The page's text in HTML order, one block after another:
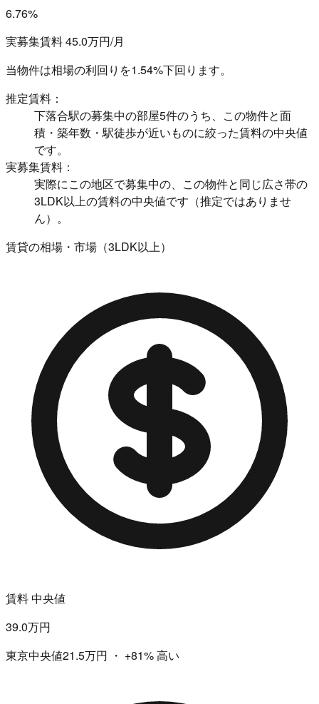
6.76%
実募集賃料 45.0万円/月
当物件は相場の利回りを1.54%下回ります。
推定賃料：
下落合駅の募集中の部屋5件のうち、この物件と面
積・築年数・駅徒歩が近いものに絞った賃料の中央値
です。
実募集賃料：
実際にこの地区で募集中の、この物件と同じ広さ帯の
3LDK以上の賃料の中央値です（推定ではありませ
ん）。
賃貸の相場・市場（3LDK以上）
賃料 中央値
39.0万円
東京中央値21.5万円 ・ +81%高い